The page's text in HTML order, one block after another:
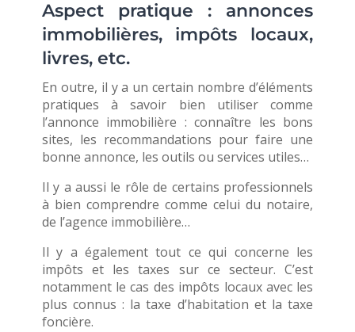
Aspect pratique : annonces
immobilières, impôts locaux,
livres, etc.
En outre, il y a un certain nombre d’éléments
pratiques à savoir bien utiliser comme
l’annonce immobilière : connaître les bons
sites, les recommandations pour faire une
bonne annonce, les outils ou services utiles…
Il y a aussi le rôle de certains professionnels
à bien comprendre comme celui du notaire,
de l’agence immobilière…
Il y a également tout ce qui concerne les
impôts et les taxes sur ce secteur. C’est
notamment le cas des impôts locaux avec les
plus connus : la taxe d’habitation et la taxe
foncière.